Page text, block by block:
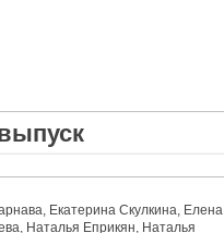
Екатерина Скулкина, Елена
Наталья Еприкян, Наталья